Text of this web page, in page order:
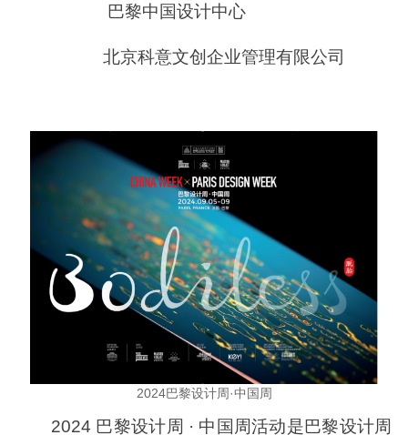
巴黎中国设计中心
北京科意文创企业管理有限公司
2024巴黎设计周·中国周
2024 巴黎设计周 · 中国周活动是巴黎设计周